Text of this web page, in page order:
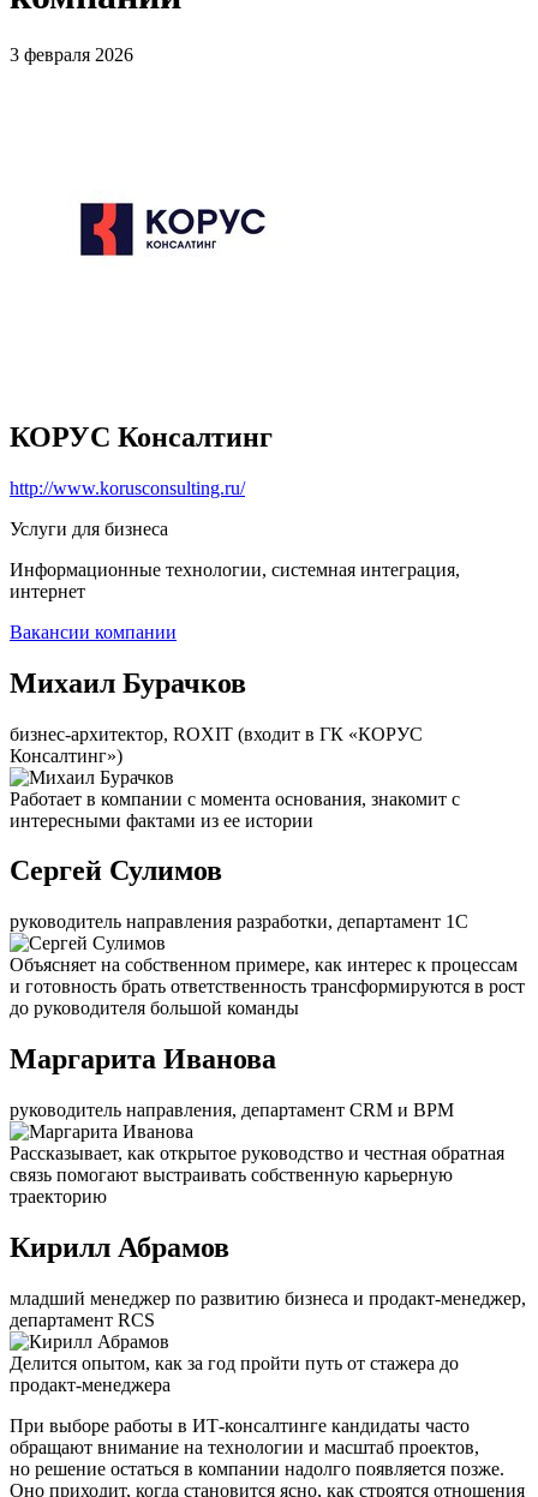
3 февраля 2026
КОРУС Консалтинг
http://www.korusconsulting.ru/
Услуги для бизнеса
Информационные технологии, системная интеграция,
интернет
Вакансии компании
Михаил Бурачков
бизнес-архитектор, ROXIT (входит в ГК «КОРУС
Консалтинг»)
Работает в компании с момента основания, знакомит с
интересными фактами из ее истории
Сергей Сулимов
руководитель направления разработки, департамент 1С
Объясняет на собственном примере, как интерес к процессам
и готовность брать ответственность трансформируются в рост
до руководителя большой команды
Маргарита Иванова
руководитель направления, департамент CRM и BPM
Рассказывает, как открытое руководство и честная обратная
связь помогают выстраивать собственную карьерную
траекторию
Кирилл Абрамов
младший менеджер по развитию бизнеса и продакт-менеджер,
департамент RCS
Делится опытом, как за год пройти путь от стажера до
продакт-менеджера
При выборе работы в ИТ-консалтинге кандидаты часто
обращают внимание на технологии и масштаб проектов,
но решение остаться в компании надолго появляется позже.
Оно приходит, когда становится ясно, как строятся отношения